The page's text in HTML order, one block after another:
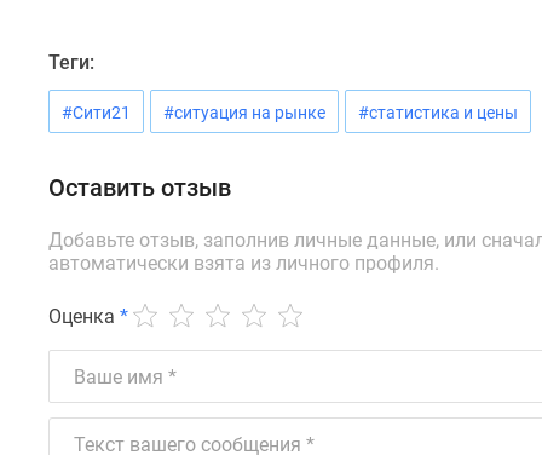
Контакты
Реклама
Апартаменты
ипотека
#рассрочка
Квартиры
Теги:
#Сити21 #ситуация на рынке #статистика и цены
Оставить отзыв
Добавьте отзыв, заполнив личные данные, или
автоматически взята из личного профиля.
Оценка *